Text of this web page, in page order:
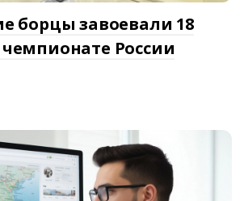
борцы завоевали 18
России